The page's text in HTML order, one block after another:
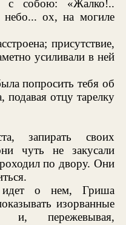
с собою: «Жалко!..
небо... ох, на могиле
присутствие,
усиливали в ней
попросить тебя об
отцу тарелку
запирать своих
чуть не закусали
по двору. Они
о нем, Гриша
изорванные
пережевывая,